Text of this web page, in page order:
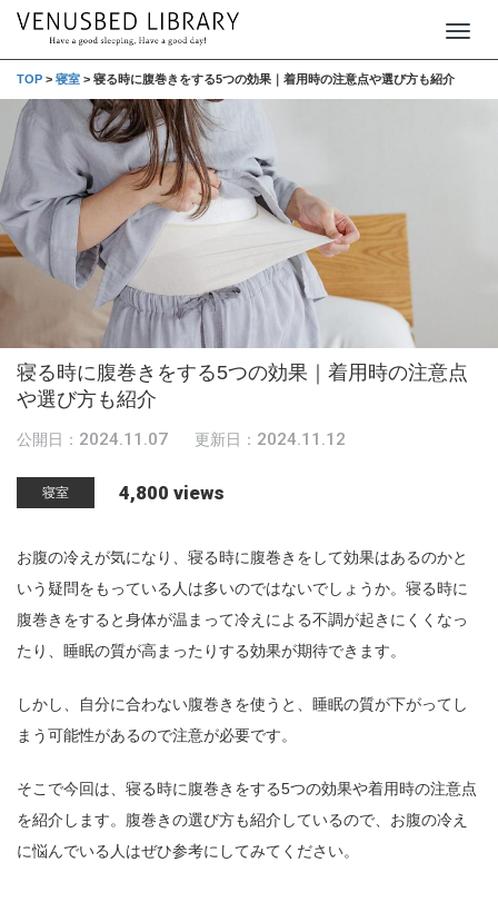
a
TOP > 寝室 > 寝る時に腹巻きをする5つの効果｜着用時の注意点や選び方も紹介
寝る時に腹巻きをする5つの効果｜着用時の注意点
や選び方も紹介
公開日： 2024.11.07 更新日： 2024.11.12
寝室 4,800 views
お腹の冷えが気になり、寝る時に腹巻きをして効果はあるのかと
いう疑問をもっている人は多いのではないでしょうか。寝る時に
腹巻きをすると身体が温まって冷えによる不調が起きにくくなっ
たり、睡眠の質が高まったりする効果が期待できます。
しかし、自分に合わない腹巻きを使うと、睡眠の質が下がってし
まう可能性があるので注意が必要です。
そこで今回は、寝る時に腹巻きをする5つの効果や着用時の注意点
を紹介します。腹巻きの選び方も紹介しているので、お腹の冷え
に悩んでいる人はぜひ参考にしてみてください。